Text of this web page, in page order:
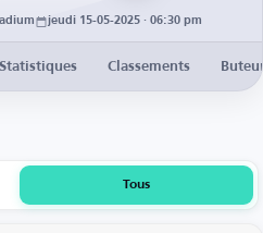
jeudi 15-05-2025 · 06:30 pm
Statistiques Classements
Tous